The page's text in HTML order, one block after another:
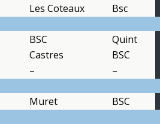
Les Coteaux
Bsc
BSC
Quint
Castres
BSC
–
–
Muret
BSC